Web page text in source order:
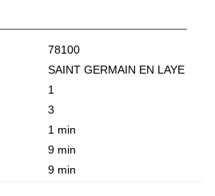
78100
SAINT GERMAIN EN LAYE
1
3
1 min
9 min
9 min